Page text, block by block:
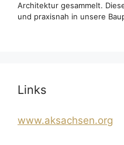
Architektur gesammelt.
und praxisnah in unsere
Links
www.aksachsen.org